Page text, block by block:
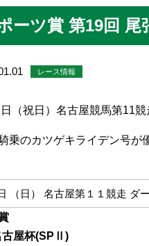
ーツ賞 第19回
レース情報
（祝日）名古屋競馬第11
乗のカツゲキライデン号が
（日） 名古屋第１１競走 ダ
古屋杯(SPⅡ)